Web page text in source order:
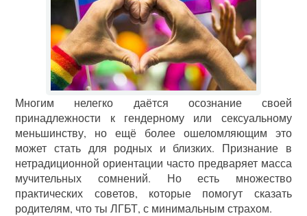
Многим нелегко даётся осознание своей
принадлежности к гендерному или сексуальному
меньшинству, но ещё более ошеломляющим это
может стать для родных и близких. Признание в
нетрадиционной ориентации часто предваряет масса
мучительных сомнений. Но есть множество
практических советов, которые помогут сказать
родителям, что ты ЛГБТ, с минимальным страхом.